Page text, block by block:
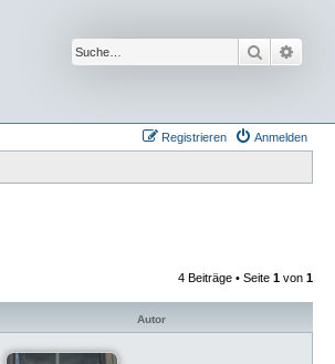
Suche
Anmelden
Registrieren
4 Beiträge • Seite 1 von 1
Autor